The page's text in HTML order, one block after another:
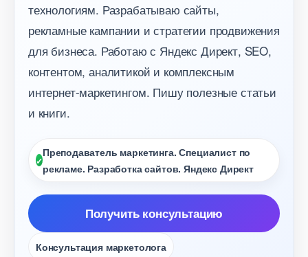
технологиям. Разрабатываю сайты,
рекламные кампании и стратегии продвижения
для бизнеса. Работаю с Яндекс Директ, SEO,
контентом, аналитикой и комплексным
интернет-маркетингом. Пишу полезные статьи
и книги.
Преподаватель маркетинга. Специалист по
рекламе. Разработка сайтов. Яндекс Директ
Получить консультацию
Консультация маркетолога